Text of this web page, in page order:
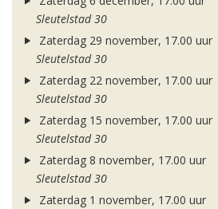
Sleutelstad 30
Zaterdag 29 november, 17.00 uur
Sleutelstad 30
Zaterdag 22 november, 17.00 uur
Sleutelstad 30
Zaterdag 15 november, 17.00 uur
Sleutelstad 30
Zaterdag 8 november, 17.00 uur
Sleutelstad 30
Zaterdag 1 november, 17.00 uur